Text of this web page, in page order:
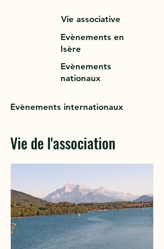
Vie associative
Evènements en
Isère
Evènements
nationaux
Evènements internationaux
Vie de l'association